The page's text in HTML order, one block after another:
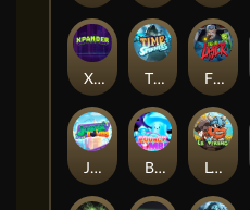
Xpander Time Spinners Fire My Laser
Joker Bombs BOUNCY BOMBS Le Viking